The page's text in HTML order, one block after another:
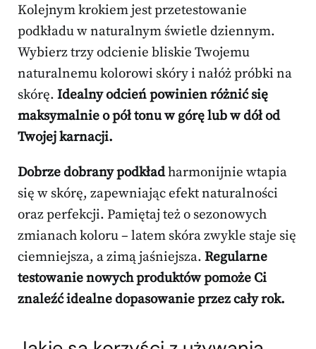
Kolejnym krokiem jest przetestowanie
podkładu w naturalnym świetle dziennym.
Wybierz trzy odcienie bliskie Twojemu
naturalnemu kolorowi skóry i nałóż próbki na
skórę. Idealny odcień powinien różnić się
maksymalnie o pół tonu w górę lub w dół od
Twojej karnacji.
Dobrze dobrany podkładharmonijnie wtapia
się w skórę, zapewniając efekt naturalności
oraz perfekcji. Pamiętaj też o sezonowych
zmianach koloru – latem skóra zwykle staje się
ciemniejsza, a zimą jaśniejsza. Regularne
testowanie nowych produktów pomoże Ci
znaleźć idealne dopasowanie przez cały rok.